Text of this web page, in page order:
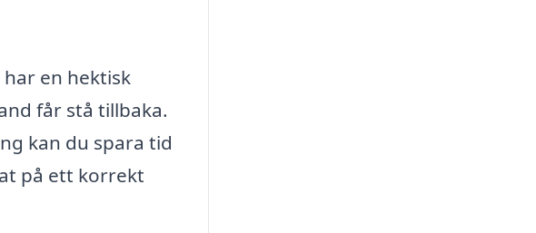
en hektisk
får stå tillbaka.
kan du spara tid
på ett korrekt